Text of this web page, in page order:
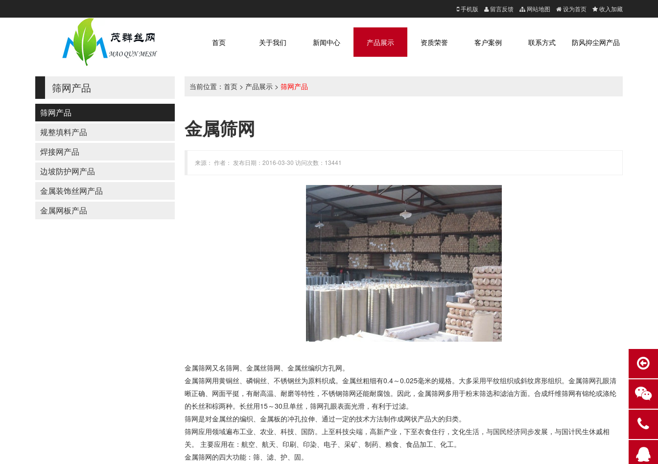
手机版 留言反馈 网站地图 设为首页 收入加藏
防风抑尘网产品
联系方式
客户案例
资质荣誉
产品展示
新闻中心
关于我们
首页
筛网产品
筛网产品
规整填料产品
焊接网产品
边坡防护网产品
金属装饰丝网产品
金属网板产品
当前位置： 首页 > 产品展示 > 筛网产品
金属筛网
来源： 作者： 发布日期：2016-03-30 访问次数：13441
金属筛网又名筛网、金属丝筛网、金属丝编织方孔网。
金属筛网用黄铜丝、磷铜丝、不锈钢丝为原料织成。金属丝粗细有0.4～0.025毫米的规格。大多采用平纹组织或斜纹席形组织。金属筛网孔眼清
晰正确、网面平挺，有耐高温、耐磨等特性，不锈钢筛网还能耐腐蚀。因此，金属筛网多用于粉末筛选和滤油方面。合成纤维筛网有锦纶或涤纶
的长丝和棕两种。长丝用15～30旦单丝，筛网孔眼表面光滑，有利于过滤。
筛网是对金属丝的编织、金属板的冲孔拉伸、通过一定的技术方法制作成网状产品大的归类。
筛网应用领域遍布工业、农业、科技、国防。上至科技尖端，高新产业，下至衣食住行，文化生活，与国民经济同步发展，与国计民生休戚相
关。 主要应用在：航空、航天、印刷、印染、电子、采矿、制药、粮食、食品加工、化工。
金属筛网的四大功能：筛、滤、护、固。